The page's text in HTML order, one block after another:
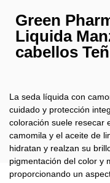
Green
Liquida
cabellos
La seda líquida con
cuidado y protección
coloración suele resecar
camomila y el aceite de
hidratan y realzan su
pigmentación del color y
proporcionando un